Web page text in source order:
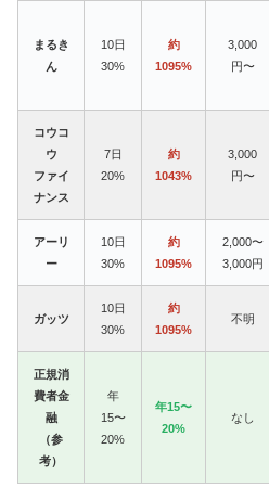
まるき
ん
10日
30%
約
1095%
3,000
円〜
コウコ
ウ
ファイ
ナンス
7日
20%
約
1043%
3,000
円〜
アーリ
ー
10日
30%
約
1095%
2,000〜
3,000円
ガッツ
10日
30%
約
1095%
不明
正規消
費者金
融
（参
考）
年
15〜
20%
年15〜
20%
なし